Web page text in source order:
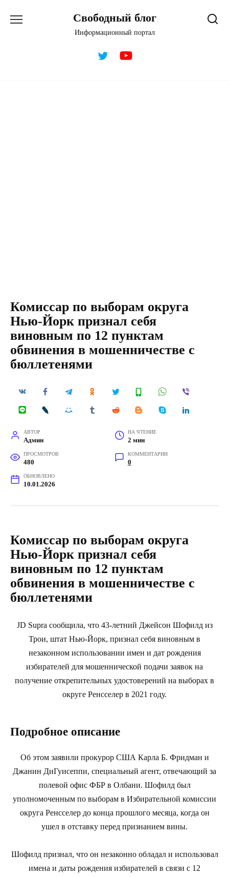
Свободный блог
Информационный портал
Комиссар по выборам округа
Нью-Йорк признал себя
виновным по 12 пунктам
обвинения в мошенничестве с
бюллетенями
АВТОР
Админ
НА ЧТЕНИЕ
2 мин
ПРОСМОТРОВ
480
КОММЕНТАРИИ
0
ОБНОВЛЕНО
10.01.2026
Комиссар по выборам округа
Нью-Йорк признал себя
виновным по 12 пунктам
обвинения в мошенничестве с
бюллетенями
JD Supra сообщила, что 43-летний Джейсон Шофилд из
Трои, штат Нью-Йорк, признал себя виновным в
незаконном использовании имен и дат рождения
избирателей для мошеннической подачи заявок на
получение открепительных удостоверений на выборах в
округе Ренсселер в 2021 году.
Подробное описание
Об этом заявили прокурор США Карла Б. Фридман и
Джанин ДиГуисеппи, специальный агент, отвечающий за
полевой офис ФБР в Олбани. Шофилд был
уполномоченным по выборам в Избирательной комиссии
округа Ренсселер до конца прошлого месяца, когда он
ушел в отставку перед признанием вины.
Шофилд признал, что он незаконно обладал и использовал
имена и даты рождения избирателей в связи с 12